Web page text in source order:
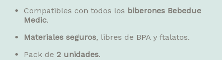
Compatibles con todos los biberones Bebedue
Medic.
Materiales seguros, libres de BPA y ftalatos.
Pack de 2 unidades.